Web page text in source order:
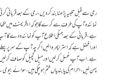
رمی سے قبل تلبیہ پڑھنا بند کردیں،رمی کے بعد قربانی
نمائندہ آپ کی طرف سے کرے گا جو کہ ایگریمنٹ میں
ہے، قربانی کے بعد جسکی اطلاع آپ کو نمائندہ دے
اور افضل ہے کہ استرا پھروالیں اگر چہ آپ کے سر پر
ہے. اب آپ غسل کرلیں اور میل کچیل کو صاف کرلیں
پہن لیں، احرام کی پابندیاں ختم ہوچکی ہیں، سوائے